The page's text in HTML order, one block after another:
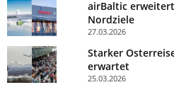
airBaltic
Nordziele
27.03.2026
Starker
erwartet
25.03.2026